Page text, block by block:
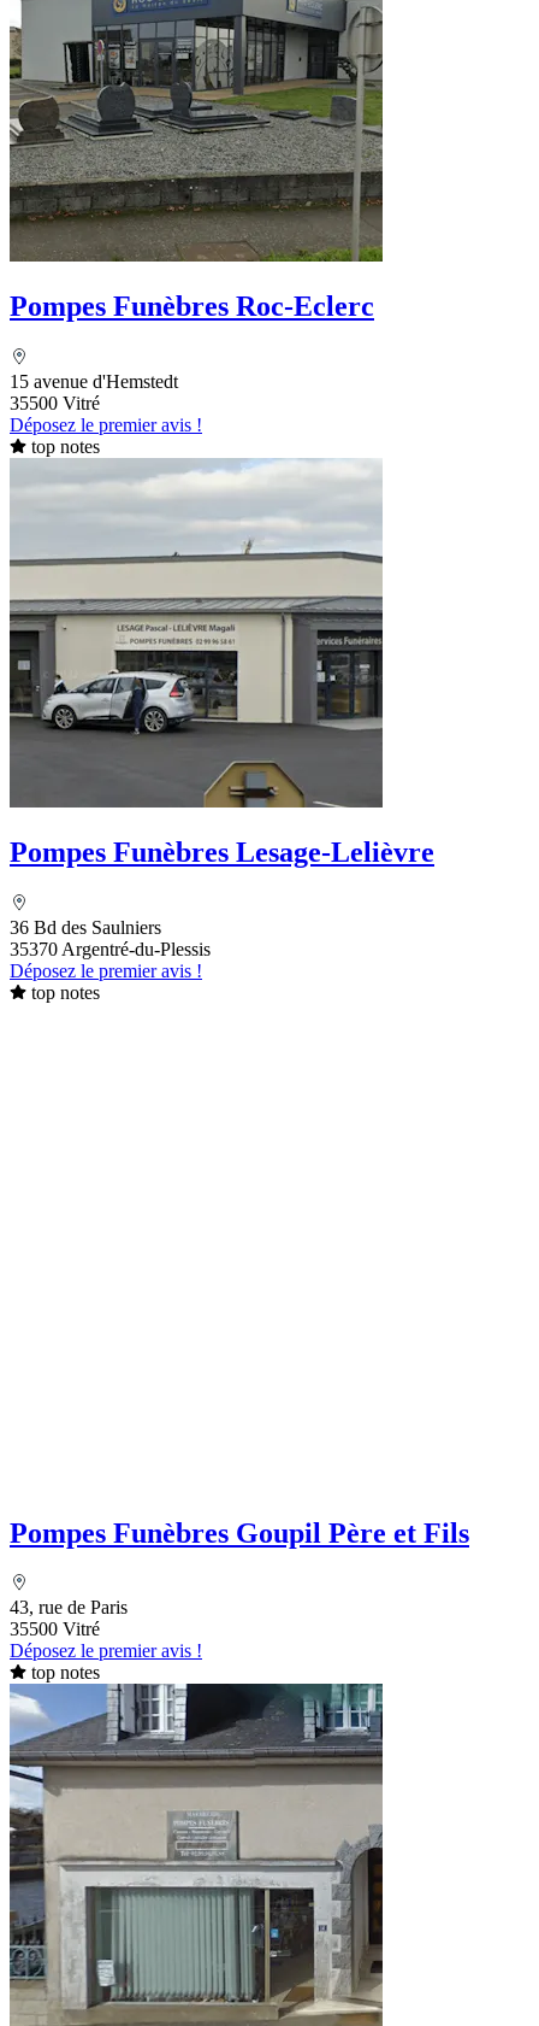
Pompes Funèbres Roc-Eclerc
15 avenue d'Hemstedt
35500 Vitré
Déposez le premier avis !
top notes
Pompes Funèbres Lesage-Lelièvre
36 Bd des Saulniers
35370 Argentré-du-Plessis
Déposez le premier avis !
top notes
Pompes Funèbres Goupil Père et Fils
43, rue de Paris
35500 Vitré
Déposez le premier avis !
top notes